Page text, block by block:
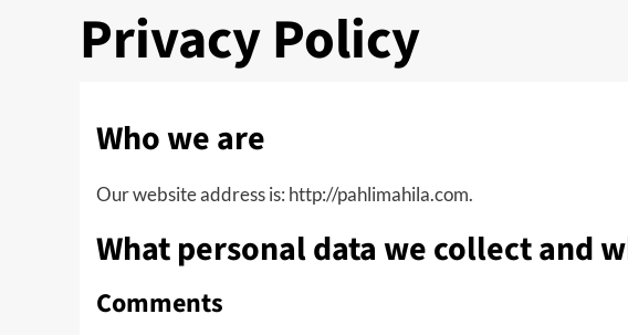
Privacy Policy
Who we are
Our website address is: http://pahlimahila.com.
What personal data we collect and
Comments